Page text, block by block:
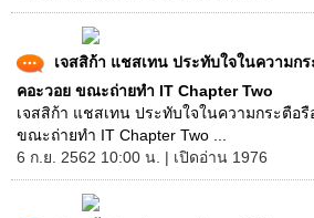
เจสสิก้า แชสเทน ประทับใจในความก
คอะวอย ขณะถ่ายทำ IT Chapter Two
เจสสิก้า แชสเทน ประทับใจในความกระตือ
ขณะถ่ายทำ IT Chapter Two ...
6 ก.ย. 2562 10:00 น. | เปิดอ่าน 1976